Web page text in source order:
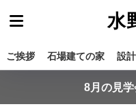
水
ご挨拶 石場建ての家 設
8月の見